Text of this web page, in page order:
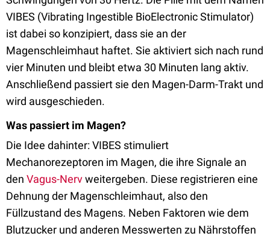
VIBES (Vibrating Ingestible BioElectronic Stimulator)
ist dabei so konzipiert, dass sie an der
Magenschleimhaut haftet. Sie aktiviert sich nach rund
vier Minuten und bleibt etwa 30 Minuten lang aktiv.
Anschließend passiert sie den Magen-Darm-Trakt und
wird ausgeschieden.
Was passiert im Magen?
Die Idee dahinter: VIBES stimuliert
Mechanorezeptoren im Magen, die ihre Signale an
den Vagus-Nervweitergeben. Diese registrieren eine
Dehnung der Magenschleimhaut, also den
Füllzustand des Magens. Neben Faktoren wie dem
Blutzucker und anderen Messwerten zu Nährstoffen